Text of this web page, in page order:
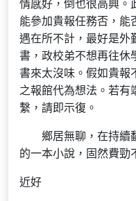
情感好，倒也很高興。
能參加貴報任務否，能
遇在所不計，最好是外
書，政校弟不想再往休
書來太沒味。假如貴報
之報館代為想法。若有
繫，請即示復。
鄉居無聊，在持續
的一本小說，固然費勁
近好